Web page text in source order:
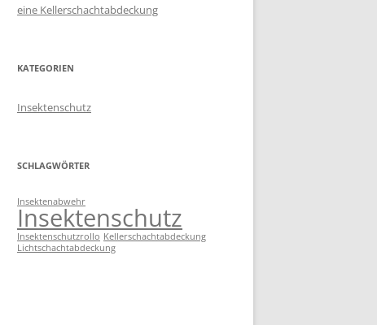
eine Kellerschachtabdeckung
KATEGORIEN
Insektenschutz
SCHLAGWÖRTER
Insektenabwehr
Insektenschutz
Insektenschutzrollo Kellerschachtabdeckung
Lichtschachtabdeckung